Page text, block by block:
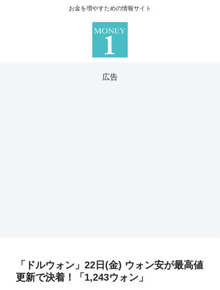
お金を増やすための情報サイト
広告
「ドルウォン」22日(金) ウォン安が最高値
更新で決着！「1,243ウォン」